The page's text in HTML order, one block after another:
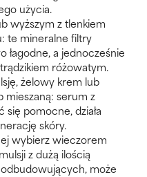
użycia.
wyższym z tlenkiem
te mineralne filtry
łagodne, a jednocześnie
różowatym.
żelowy krem lub
mieszaną: serum z
pomocne, działa
skóry.
wybierz wieczorem
z dużą ilością
może